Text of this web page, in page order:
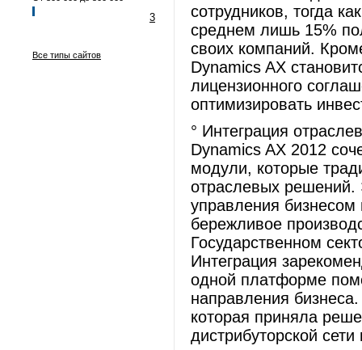
3
Все типы сайтов
сотрудников, тогда
среднем лишь 15%
своих компаний.
Dynamics AX
лицензионного
оптимизировать
° Интеграция
Dynamics AX 2012
модули, которые
отраслевых
управления
бережливое
Государственном
Интеграция
одной платформе
направления
которая приняла
дистрибуторской